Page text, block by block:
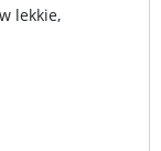
lekkie,